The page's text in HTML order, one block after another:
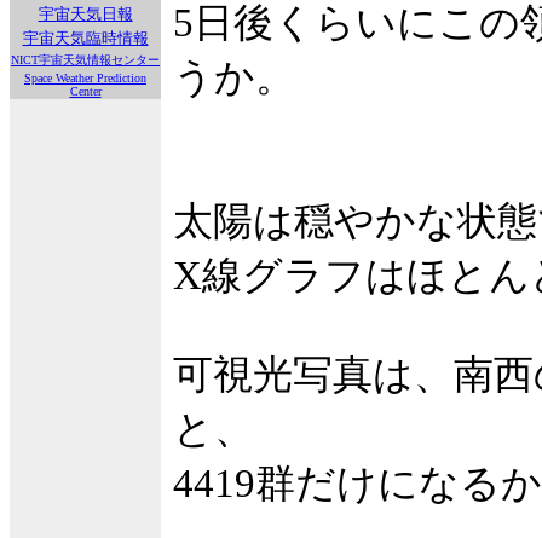
宇宙天気日報
宇宙天気臨時情報
NICT宇宙天気情報センター
Space Weather Prediction
Center
5日後くらいにこの
うか。
太陽は穏やかな状
X線グラフはほと
可視光写真は、南
と、
4419群だけになる